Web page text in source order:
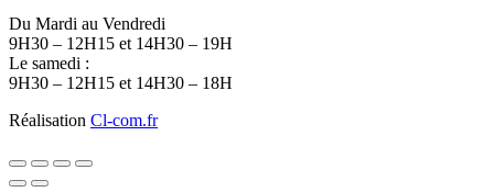
Du Mardi au Vendredi
9H30 – 12H15 et 14H30 – 19H
Le samedi :
9H30 – 12H15 et 14H30 – 18H
Réalisation Cl-com.fr